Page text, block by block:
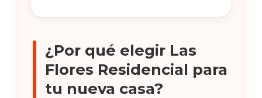
¿Por qué elegir Las
Flores Residencial para
tu nueva casa?